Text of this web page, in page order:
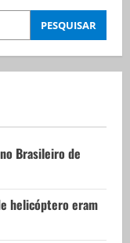
PESQUISAR
Brasileiro de
helicóptero eram